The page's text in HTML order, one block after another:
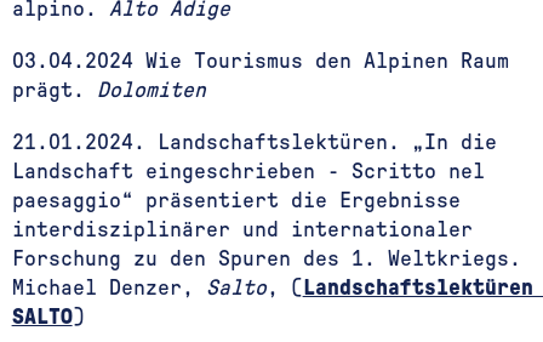
alpino. Alto Adige
03.04.2024 Wie Tourismus den Alpinen Raum
prägt. Dolomiten
21.01.2024. Landschaftslektüren.
„In die
Landschaft eingeschrieben - Scritto nel
paesaggio“ präsentiert die Ergebnisse
interdisziplinärer und internationaler
Forschung zu den Spuren des 1. Weltkriegs.
Michael Denzer, Salto, (
SALTO)